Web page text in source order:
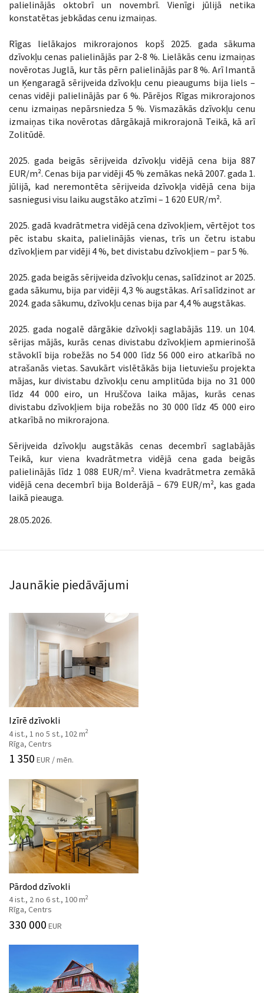
palielinājās oktobrī un novembrī. Vienīgi jūlijā netika
konstatētas jebkādas cenu izmaiņas.
Rīgas lielākajos mikrorajonos kopš 2025. gada sākuma
dzīvokļu cenas palielinājās par 2-8 %. Lielākās cenu izmaiņas
novērotas Juglā, kur tās pērn palielinājās par 8 %. Arī Imantā
un Ķengaragā sērijveida dzīvokļu cenu pieaugums bija liels –
cenas vidēji palielinājās par 6 %. Pārējos Rīgas mikrorajonos
cenu izmaiņas nepārsniedza 5 %. Vismazākās dzīvokļu cenu
izmaiņas tika novērotas dārgākajā mikrorajonā Teikā, kā arī
Zolitūdē.
2025. gada beigās sērijveida dzīvokļu vidējā cena bija 887
EUR/m². Cenas bija par vidēji 45 % zemākas nekā 2007. gada 1.
jūlijā, kad neremontēta sērijveida dzīvokļa vidējā cena bija
sasniegusi visu laiku augstāko atzīmi – 1 620 EUR/m².
2025. gadā kvadrātmetra vidējā cena dzīvokļiem, vērtējot tos
pēc istabu skaita, palielinājās vienas, trīs un četru istabu
dzīvokļiem par vidēji 4 %, bet divistabu dzīvokļiem – par 5 %.
2025. gada beigās sērijveida dzīvokļu cenas, salīdzinot ar 2025.
gada sākumu, bija par vidēji 4,3 % augstākas. Arī salīdzinot ar
2024. gada sākumu, dzīvokļu cenas bija par 4,4 % augstākas.
2025. gada nogalē dārgākie dzīvokļi saglabājās 119. un 104.
sērijas mājās, kurās cenas divistabu dzīvokļiem apmierinošā
stāvoklī bija robežās no 54 000 līdz 56 000 eiro atkarībā no
atrašanās vietas. Savukārt vislētākās bija lietuviešu projekta
mājas, kur divistabu dzīvokļu cenu amplitūda bija no 31 000
līdz 44 000 eiro, un Hruščova laika mājas, kurās cenas
divistabu dzīvokļiem bija robežās no 30 000 līdz 45 000 eiro
atkarībā no mikrorajona.
Sērijveida dzīvokļu augstākās cenas decembrī saglabājās
Teikā, kur viena kvadrātmetra vidējā cena gada beigās
palielinājās līdz 1 088 EUR/m². Viena kvadrātmetra zemākā
vidējā cena decembrī bija Bolderājā – 679 EUR/m², kas gada
laikā pieauga.
28.05.2026.
Jaunākie piedāvājumi
Izīrē dzīvokli
4 ist., 1 no 5 st., 102 m2
Rīga, Centrs
1 350 EUR / mēn.
Pārdod dzīvokli
4 ist., 2 no 6 st., 100 m2
Rīga, Centrs
330 000 EUR